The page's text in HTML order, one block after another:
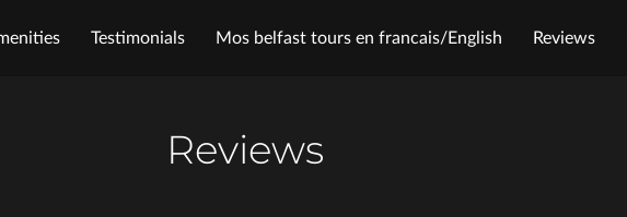
Testimonials Mos belfast tours en francais/English
Reviews
Reviews